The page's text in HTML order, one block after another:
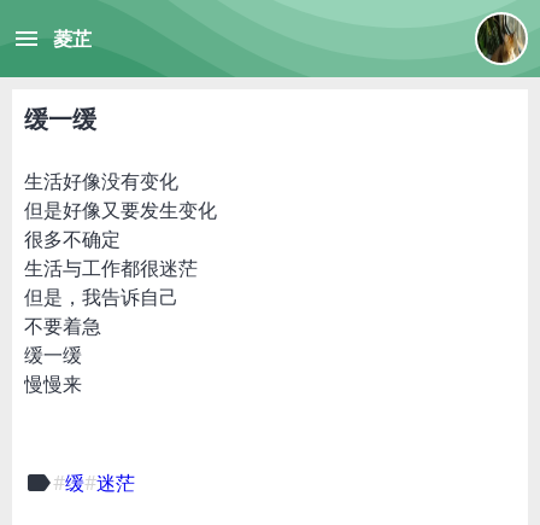
menu 菱芷
缓一缓
生活好像没有变化
但是好像又要发生变化
很多不确定
生活与工作都很迷茫
但是，我告诉自己
不要着急
缓一缓
慢慢来
label 缓 迷茫